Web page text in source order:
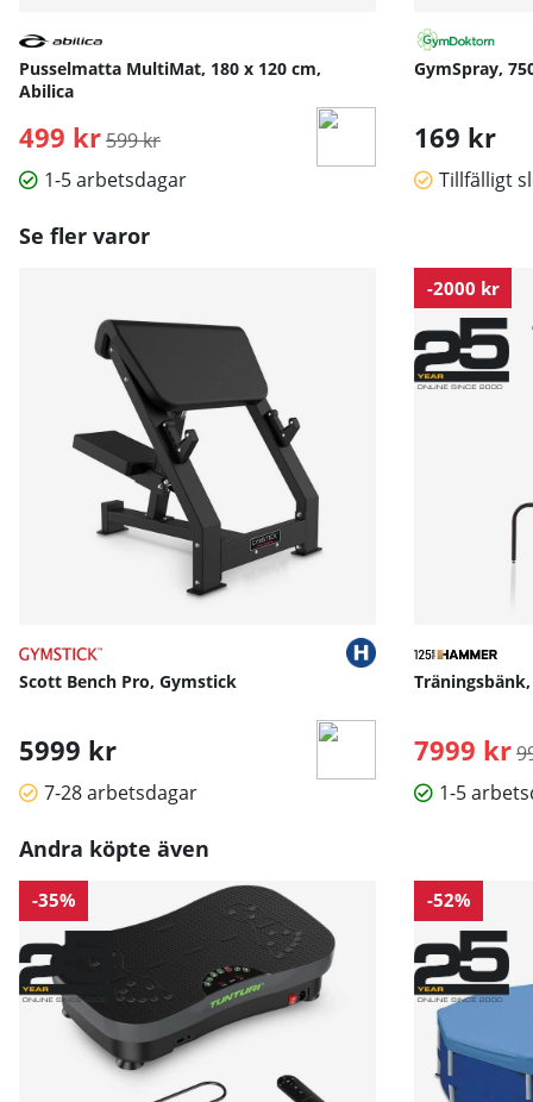
Pusselmatta MultiMat, 180 x 120 cm,
Abilica
499 kr Ordinarie pris:
599 kr
1-5 arbetsdagar
GymSpray,
169 kr
Tillfälligt
Se fler varor
Scott Bench Pro, Gymstick
5999 kr
7-28 arbetsdagar
-2000 kr
7999 kr
1-5
Andra köpte även
-35% -52%